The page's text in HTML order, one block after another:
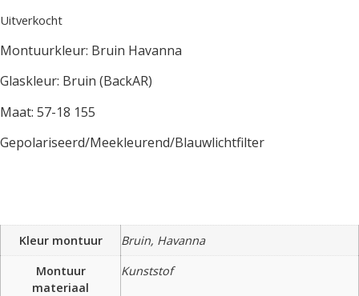
Uitverkocht
Montuurkleur: Bruin Havanna
Glaskleur: Bruin (BackAR)
Maat: 57-18 155
Gepolariseerd/Meekleurend/Blauwlichtfilter
Kleur montuur
Bruin, Havanna
Montuur
materiaal
Kunststof